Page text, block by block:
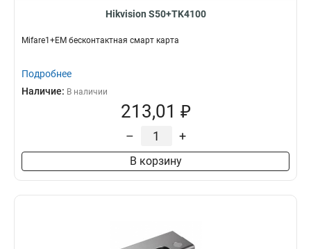
Hikvision S50+TK4100
Mifare1+EM бесконтактная смарт карта
Подробнее
Наличие: В наличии
213,01 ₽
– +
В корзину